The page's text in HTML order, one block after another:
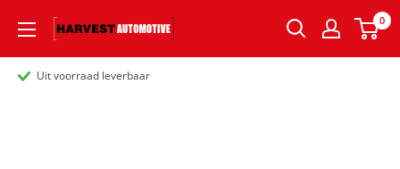
0
Uit voorraad leverbaar